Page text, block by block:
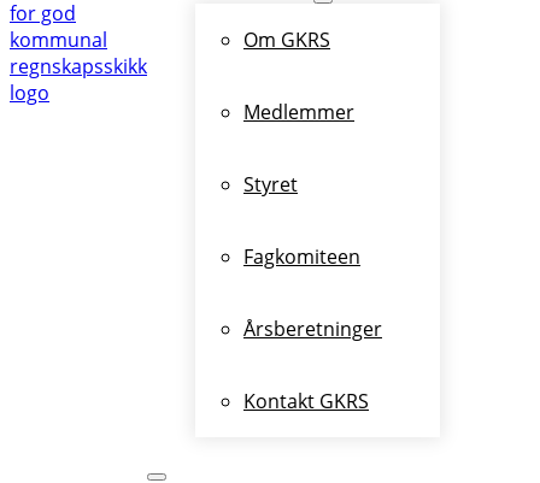
Om GKRS
Medlemmer
Styret
Fagkomiteen
Årsberetninger
Kontakt GKRS